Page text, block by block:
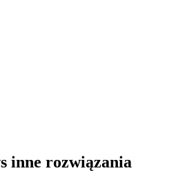
inne rozwiązania